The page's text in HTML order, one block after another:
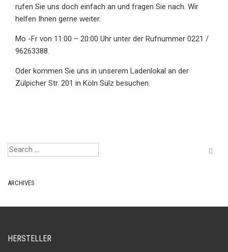
rufen Sie uns doch einfach an und fragen Sie nach. Wir
helfen Ihnen gerne weiter.
Mo -Fr von 11:00 – 20:00 Uhr unter der Rufnummer 0221 /
96263388.
Oder kommen Sie uns in unserem Ladenlokal an der
Zülpicher Str. 201 in Köln Sülz besuchen.
ARCHIVES
HERSTELLER